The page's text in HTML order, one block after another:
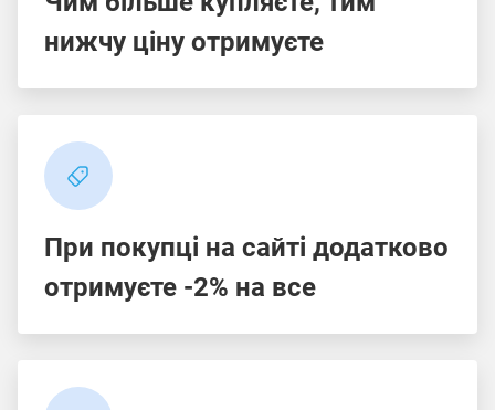
нижчу ціну отримуєте
При покупці на сайті додатково
отримуєте -2% на все